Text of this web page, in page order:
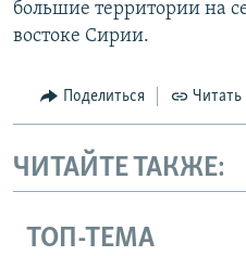
большие территории на
востоке Сирии.
Поделиться Читать
ЧИТАЙТЕ ТАКЖЕ:
ТОП-ТЕМА